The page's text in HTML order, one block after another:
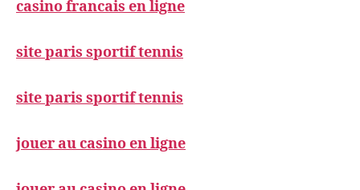
casino francais en ligne
site paris sportif tennis
site paris sportif tennis
jouer au casino en ligne